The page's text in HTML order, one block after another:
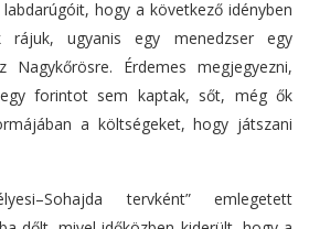
labdarúgóit, hogy a következő idényben
rájuk, ugyanis egy menedzser egy
Nagykőrösre. Érdemes megjegyezni,
forintot sem kaptak, sőt, még ők
a költségeket, hogy játszani
tervként” emlegetett